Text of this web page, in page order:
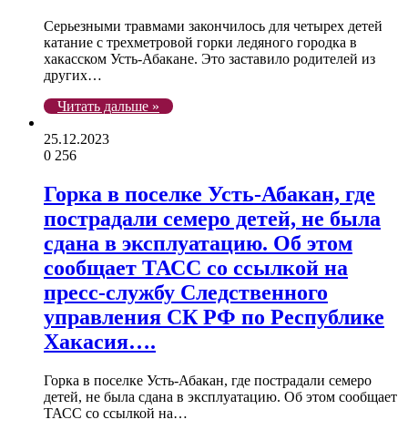
Серьезными травмами закончилось для четырех детей
катание с трехметровой горки ледяного городка в
хакасском Усть-Абакане. Это заставило родителей из
других…
Читать дальше »
25.12.2023
0 256
Горка в поселке Усть-Абакан, где
пострадали семеро детей, не была
сдана в эксплуатацию. Об этом
сообщает ТАСС со ссылкой на
пресс-службу Следственного
управления СК РФ по Республике
Хакасия….
Горка в поселке Усть-Абакан, где пострадали семеро
детей, не была сдана в эксплуатацию. Об этом сообщает
ТАСС со ссылкой на…